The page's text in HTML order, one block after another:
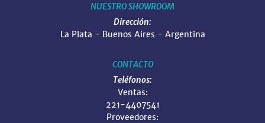
NUESTRO SHOWROOM
Dirección:
La Plata - Buenos Aires - Argentina
CONTACTO
Teléfonos:
Ventas:
221-4407541
Proveedores: